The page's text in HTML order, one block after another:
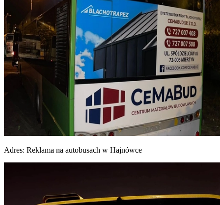
Adres: Reklama na autobusach w Hajnówce